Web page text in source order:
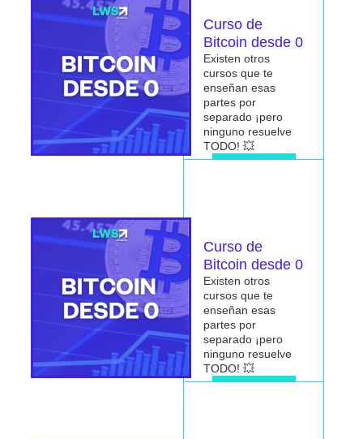
Curso de
Bitcoin desde 0
Existen otros
cursos que te
enseñan esas
partes por
separado ¡pero
ninguno resuelve
TODO! 💥
Curso de
Bitcoin desde 0
Existen otros
cursos que te
enseñan esas
partes por
separado ¡pero
ninguno resuelve
TODO! 💥